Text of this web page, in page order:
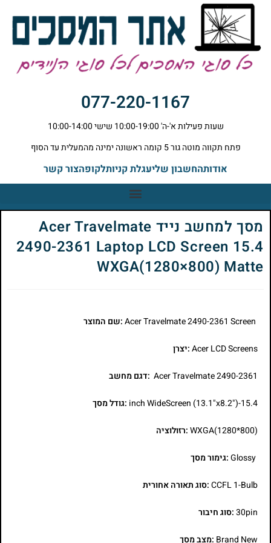
077-220-1167
שעות פעילות א'-ה' 10:00-19:00 שישי 10:00-14:00
פתח תקווה מוטה גור 5 קומה ראשונה ימינה מהמעלית עד הסוף
אודותהחשבון שליעגלת קניותלקופהצור קשר
מסך למחשב נייד Acer Travelmate
2490-2361 Laptop LCD Screen 15.4
WXGA(1280×800) Matte
:שם המוצר
Acer LCD Screens:יצרן
Acer Travelmate 2490-2361 :דגם מחשב
15.4-inch WideScreen (13.1"x8.2") :גודל מסך
WXGA(1280*800):רזולוציה
Glossy:גימור מסך
CCFL 1-Bulb:סוג תאורה אחורית
30pin:סוג חיבור
Brand New :מצב מסך